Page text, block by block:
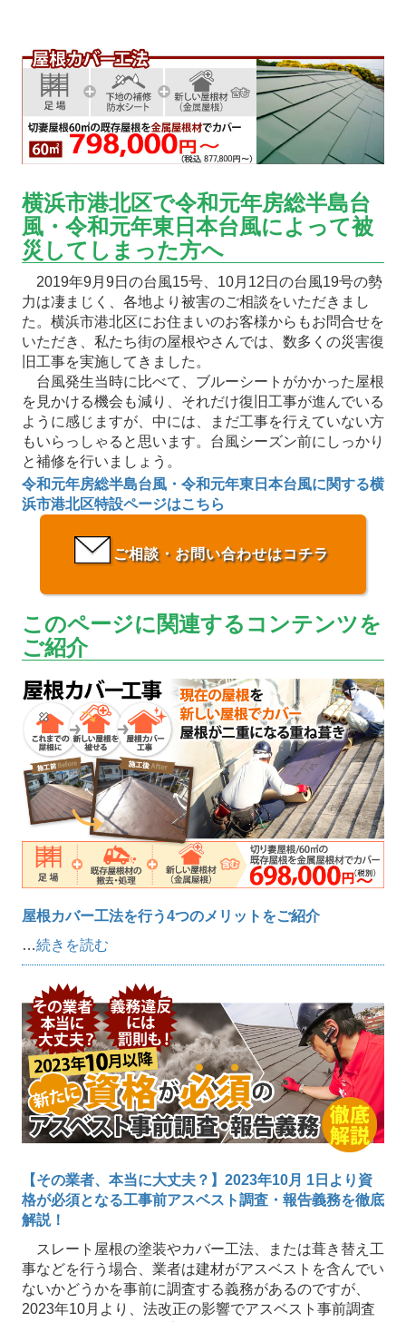
横浜市港北区で令和元年房総半島台
風・令和元年東日本台風によって被
災してしまった方へ
2019年9月9日の台風15号、10月12日の台風19号の勢
力は凄まじく、各地より被害のご相談をいただきまし
た。横浜市港北区にお住まいのお客様からもお問合せを
いただき、私たち街の屋根やさんでは、数多くの災害復
旧工事を実施してきました。
台風発生当時に比べて、ブルーシートがかかった屋根
を見かける機会も減り、それだけ復旧工事が進んでいる
ように感じますが、中には、まだ工事を行えていない方
もいらっしゃると思います。台風シーズン前にしっかり
と補修を行いましょう。
令和元年房総半島台風・令和元年東日本台風に関する横
浜市港北区特設ページはこちら
ご相談・お問い合わせはコチラ
このページに関連するコンテンツを
ご紹介
屋根カバー工法を行う4つのメリットをご紹介
…続きを読む
【その業者、本当に大丈夫？】2023年10月 1日より資
格が必須となる工事前アスベスト調査・報告義務を徹底
解説！
スレート屋根の塗装やカバー工法、または葺き替え工
事などを行う場合、業者は建材がアスベストを含んでい
ないかどうかを事前に調査する義務があるのですが、
2023年10月より、法改正の影響でアスベスト事前調査